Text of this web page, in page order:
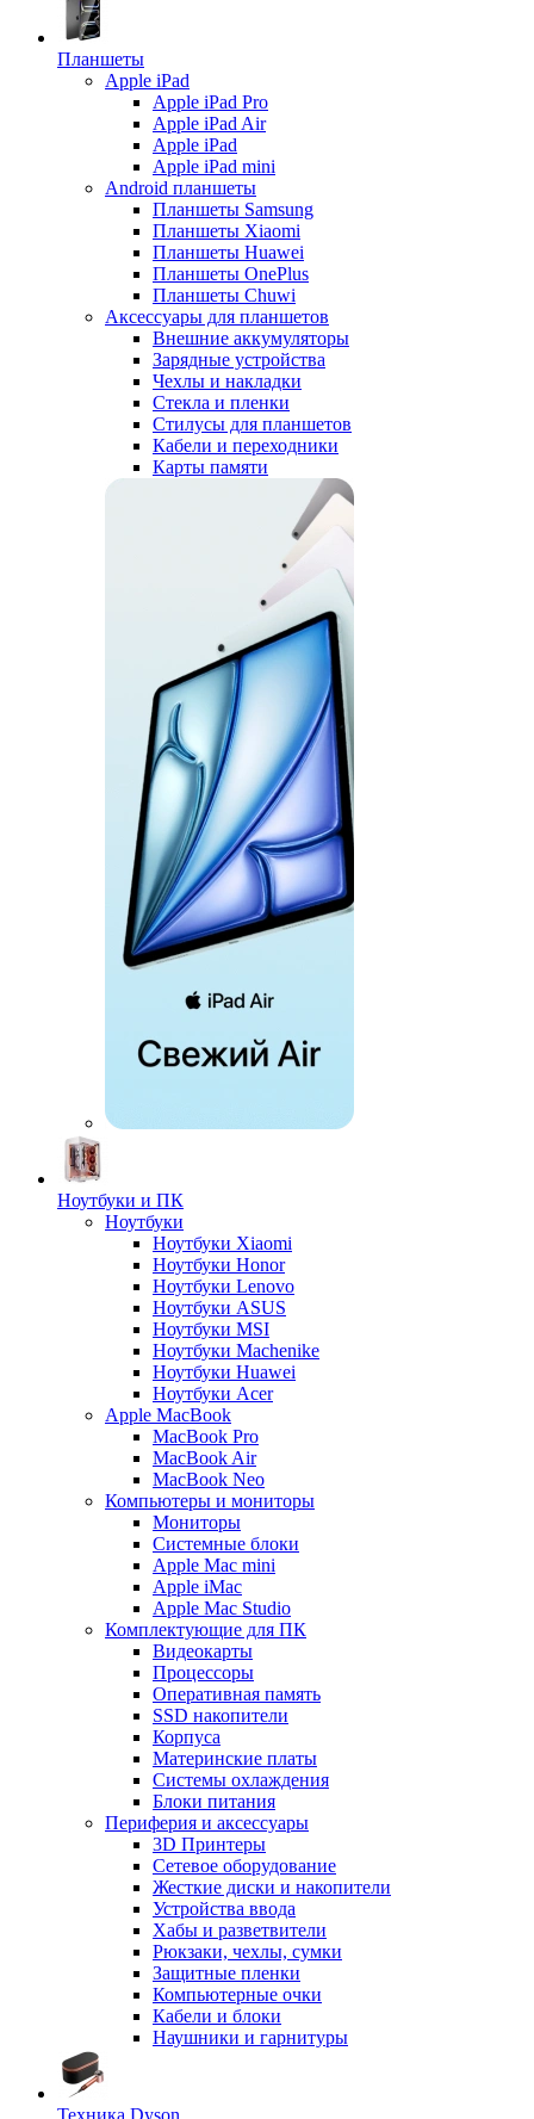
Планшеты
Apple iPad
Apple iPad Pro
Apple iPad Air
Apple iPad
Apple iPad mini
Android планшеты
Планшеты Samsung
Планшеты Xiaomi
Планшеты Huawei
Планшеты OnePlus
Планшеты Chuwi
Аксессуары для планшетов
Внешние аккумуляторы
Зарядные устройства
Чехлы и накладки
Стекла и пленки
Стилусы для планшетов
Кабели и переходники
Карты памяти
Ноутбуки и ПК
Ноутбуки
Ноутбуки Xiaomi
Ноутбуки Honor
Ноутбуки Lenovo
Ноутбуки ASUS
Ноутбуки MSI
Ноутбуки Machenike
Ноутбуки Huawei
Ноутбуки Acer
Apple MacBook
MacBook Pro
MacBook Air
MacBook Neo
Компьютеры и мониторы
Мониторы
Системные блоки
Apple Mac mini
Apple iMac
Apple Mac Studio
Комплектующие для ПК
Видеокарты
Процессоры
Оперативная память
SSD накопители
Корпуса
Материнские платы
Системы охлаждения
Блоки питания
Периферия и аксессуары
3D Принтеры
Сетевое оборудование
Жесткие диски и накопители
Устройства ввода
Хабы и разветвители
Рюкзаки, чехлы, сумки
Защитные пленки
Компьютерные очки
Кабели и блоки
Наушники и гарнитуры
Техника Dyson